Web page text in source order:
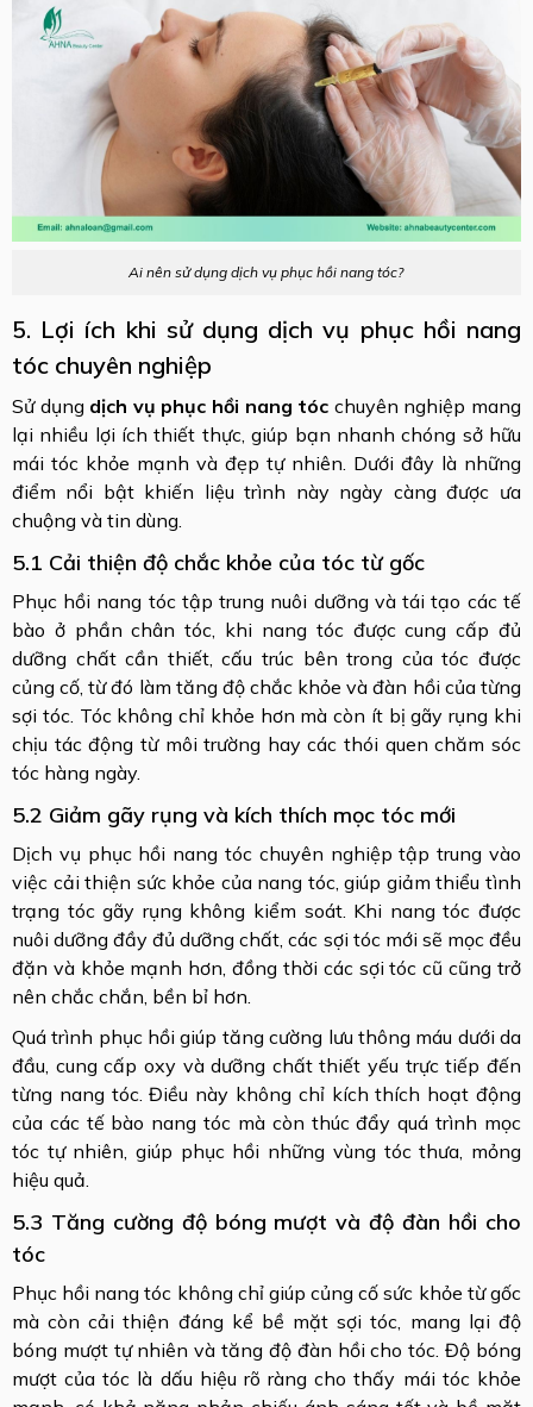
Ai nên sử dụng dịch vụ phục hồi nang tóc?
5. Lợi ích khi sử dụng dịch vụ phục hồi nang
tóc chuyên nghiệp
Sử dụngdịch vụ phục hồi nang tóc chuyên nghiệp mang
lại nhiều lợi ích thiết thực, giúp bạn nhanh chóng sở hữu
mái tóc khỏe mạnh và đẹp tự nhiên. Dưới đây là những
điểm nổi bật khiến liệu trình này ngày càng được ưa
chuộng và tin dùng.
5.1 Cải thiện độ chắc khỏe của tóc từ gốc
Phục hồi nang tóc tập trung nuôi dưỡng và tái tạo các tế
bào ở phần chân tóc, khi nang tóc được cung cấp đủ
dưỡng chất cần thiết, cấu trúc bên trong của tóc được
củng cố, từ đó làm tăng độ chắc khỏe và đàn hồi của từng
sợi tóc. Tóc không chỉ khỏe hơn mà còn ít bị gãy rụng khi
chịu tác động từ môi trường hay các thói quen chăm sóc
tóc hàng ngày.
5.2 Giảm gãy rụng và kích thích mọc tóc mới
Dịch vụ phục hồi nang tóc chuyên nghiệp tập trung vào
việc cải thiện sức khỏe của nang tóc, giúp giảm thiểu tình
trạng tóc gãy rụng không kiểm soát. Khi nang tóc được
nuôi dưỡng đầy đủ dưỡng chất, các sợi tóc mới sẽ mọc đều
đặn và khỏe mạnh hơn, đồng thời các sợi tóc cũ cũng trở
nên chắc chắn, bền bỉ hơn.
Quá trình phục hồi giúp tăng cường lưu thông máu dưới da
đầu, cung cấp oxy và dưỡng chất thiết yếu trực tiếp đến
từng nang tóc. Điều này không chỉ kích thích hoạt động
của các tế bào nang tóc mà còn thúc đẩy quá trình mọc
tóc tự nhiên, giúp phục hồi những vùng tóc thưa, mỏng
hiệu quả.
5.3 Tăng cường độ bóng mượt và độ đàn hồi cho
tóc
Phục hồi nang tóc không chỉ giúp củng cố sức khỏe từ gốc
mà còn cải thiện đáng kể bề mặt sợi tóc, mang lại độ
bóng mượt tự nhiên và tăng độ đàn hồi cho tóc.Độ bóng
mượt của tóc là dấu hiệu rõ ràng cho thấy mái tóc khỏe